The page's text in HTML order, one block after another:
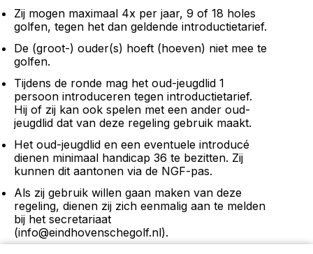
Zij mogen maximaal 4x per jaar, 9 of 18 holes
golfen, tegen het dan geldende introductietarief.
De (groot-) ouder(s) hoeft (hoeven) niet mee te
golfen.
Tijdens de ronde mag het oud-jeugdlid 1
persoon introduceren tegen introductietarief.
Hij of zij kan ook spelen met een ander oud-
jeugdlid dat van deze regeling gebruik maakt.
Het oud-jeugdlid en een eventuele introducé
dienen minimaal handicap 36 te bezitten. Zij
kunnen dit aantonen via de NGF-pas.
Als zij gebruik willen gaan maken van deze
regeling, dienen zij zich eenmalig aan te melden
bij het secretariaat
(info@eindhovenschegolf.nl).